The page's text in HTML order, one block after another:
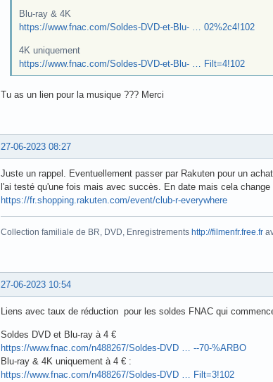
Blu-ray & 4K
https://www.fnac.com/Soldes-DVD-et-Blu- … 02%2c4!102
4K uniquement
https://www.fnac.com/Soldes-DVD-et-Blu- … Filt=4!102
Tu as un lien pour la musique ??? Merci
27-06-2023 08:27
Juste un rappel. Eventuellement passer par Rakuten pour un
l'ai testé qu'une fois mais avec succès. En date mais cela change
https://fr.shopping.rakuten.com/event/club-r-everywhere
Collection familiale de BR, DVD, Enregistrements http://filmenfr.free.fr
27-06-2023 10:54
Liens avec taux de réduction pour les soldes FNAC qui
Soldes DVD et Blu-ray à 4 €
https://www.fnac.com/n488267/Soldes-DVD … --70-%ARBO
Blu-ray & 4K uniquement à 4 € :
https://www.fnac.com/n488267/Soldes-DVD … Filt=3!102